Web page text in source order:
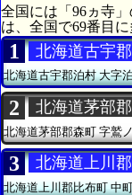
全国には「96ヵ寺
は、全国で69番目に
1 北海道古宇
北海道古宇郡泊村大字
2 北海道茅部
北海道茅部郡森町 字鷲
3 北海道上川
北海道上川郡比布町中